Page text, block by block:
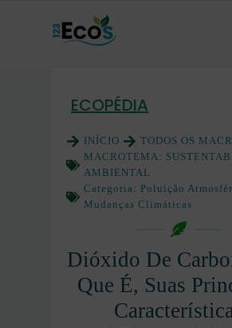
ECOPÉDIA
INÍCIO
TODOS OS
MACROTEMA:
AMBIENTAL
Categoria: Poluição
Mudanças Climáticas
Dióxido De
Que É, Suas